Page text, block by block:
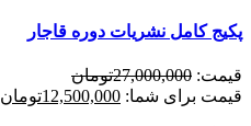
پکیج کامل نشریات دوره قاجار
قیمت: 27,000,000تومان
قیمت برای شما: 12,500,000تومان